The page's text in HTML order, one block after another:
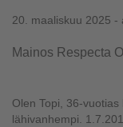
20. maaliskuu 2025 -
Mainos Respecta
Olen Topi, 36-
lähivanhempi.